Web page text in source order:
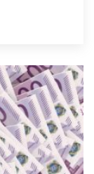
exige
entidad.
[…]